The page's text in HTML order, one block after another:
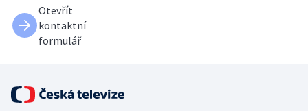
Otevřít
kontaktní
formulář